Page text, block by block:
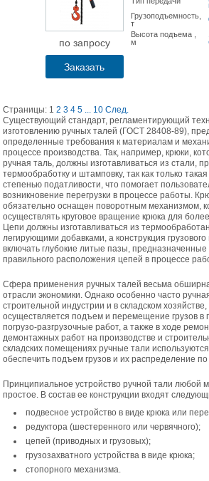
по запросу
Заказать
Грузоподъемность,
т
Высота подъема ,
м
Страницы: 1 2 3 4 5 ... 10 След.
Существующий стандарт, регламентирующий
изготовлению ручных талей (ГОСТ 28408-89),
определенные требования к материалам и
процессе производства. Так, например, крюки,
ручная таль, должны изготавливаться из стали,
термообработку и штамповку, так как только
степенью податливости, что помогает
возникновение перегрузки в процессе работы.
обязательно оснащен поворотным механизмом,
осуществлять круговое вращение крюка для
Цепи должны изготавливаться из
легирующими добавками, а конструкция
включать глубокие литые пазы,
правильного расположения цепей в процессе
Сфера применения ручных талей весьма
отрасли экономики. Однако особенно часто
строительной индустрии и в складском
осуществляется подъем и перемещение грузов в
погрузо-разгрузочные работ, а также в ходе
демонтажных работ на производстве и
складских помещениях ручные тали
обеспечить подъем грузов и их распределение
Принципиальное устройство ручной тали любой
простое. В состав ее конструкции входят
подвесное устройство в виде крюка или
редуктора (шестеренного или червячного);
цепей (приводных и грузовых);
грузозахватного устройства в виде крюка;
стопорного механизма.